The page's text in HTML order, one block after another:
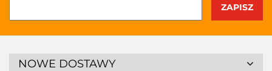
NOWE DOSTAWY